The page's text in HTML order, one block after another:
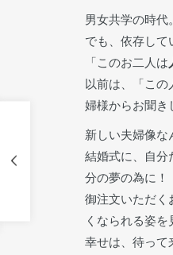
男女共学の時代
でも、依存して
「このお二人は
以前は、「こ
婦様からお聞き
新しい夫婦像
結婚式に、自分
分の夢の為に！
御注文いただく
くなられる姿
幸せは、待って